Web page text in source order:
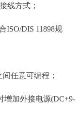
线方式；
ISO/DIS 11898规
任意可编程；
增加外接电源(DC+9-